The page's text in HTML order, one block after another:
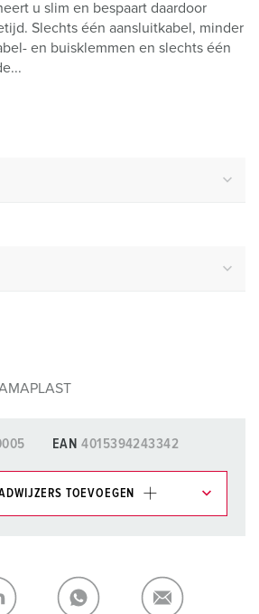
u slim en bespaart daardoor
Slechts één aansluitkabel, minder
en buisklemmen en slechts één
EAN 4015394243342
TOEVOEGEN
TOEVOEGEN